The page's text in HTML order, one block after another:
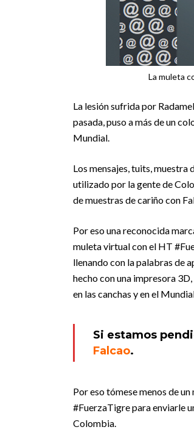
La muleta
La lesión sufrida por
pasada, puso a más de un
Mundial.
Los mensajes, tuits, muestra
utilizado por la gente de
de muestras de cariño con
Por eso una reconocida
muleta virtual con el HT
llenando con la palabras de
hecho con una impresora
en las canchas y en el
Si estamos
Falcao.
Por eso tómese menos de
#FuerzaTigre para enviarle
Colombia.